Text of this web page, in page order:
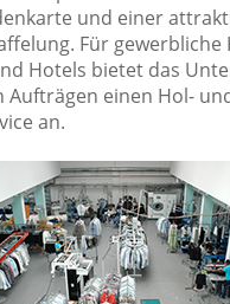
und einer
Für gewerbliche
Hotels bietet das
Aufträgen einen Hol-
an.